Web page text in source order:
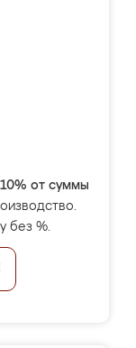
10% от суммы
без %.